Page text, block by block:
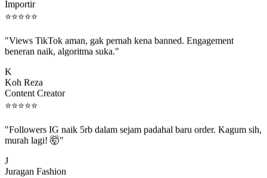
⭐⭐⭐⭐⭐
beneran naik, algoritma suka."
Koh Reza
Content Creator
⭐⭐⭐⭐⭐
murah lagi! 🤯"
Juragan Fashion
Owner Toko Online